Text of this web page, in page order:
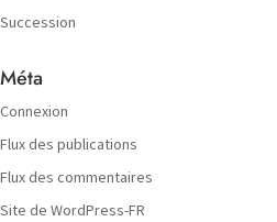
Succession
Méta
Connexion
Flux des publications
Flux des commentaires
Site de WordPress-FR